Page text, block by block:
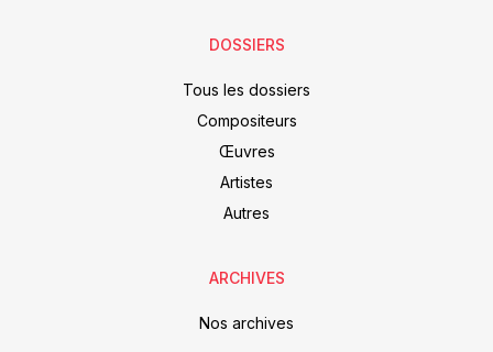
DOSSIERS
Tous les dossiers
Compositeurs
Œuvres
Artistes
Autres
ARCHIVES
Nos archives